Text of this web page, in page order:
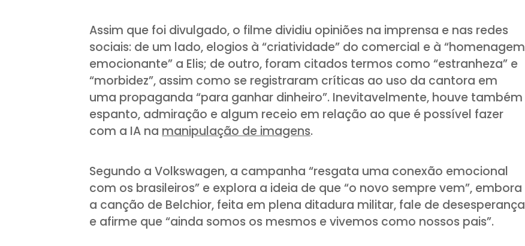
Assim que foi divulgado, o filme dividiu opiniões na imprensa e nas redes
sociais: de um lado, elogios à “criatividade” do comercial e à “homenagem
emocionante” a Elis; de outro, foram citados termos como “estranheza” e
“morbidez”, assim como se registraram críticas ao uso da cantora em
uma propaganda “para ganhar dinheiro”. Inevitavelmente, houve também
espanto, admiração e algum receio em relação ao que é possível fazer
com a IA namanipulação de imagens.
Segundo a Volkswagen, a campanha “resgata uma conexão emocional
com os brasileiros” e explora a ideia de que “o novo sempre vem”, embora
a canção de Belchior, feita em plena ditadura militar, fale de desesperança
e afirme que “ainda somos os mesmos e vivemos como nossos pais”.